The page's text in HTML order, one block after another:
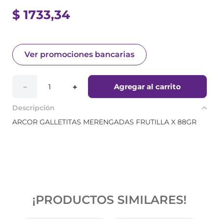
$ 1733,34
Ver promociones bancarias
＋
－ Agregar al carrito
Descripción
ARCOR GALLETITAS MERENGADAS FRUTILLA X 88GR
¡PRODUCTOS SIMILARES!